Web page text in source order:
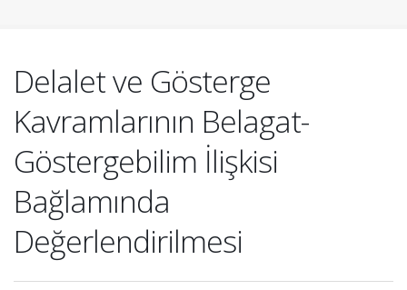
Delalet ve Gösterge
Kavramlarının Belagat-
Göstergebilim İlişkisi
Bağlamında
Değerlendirilmesi